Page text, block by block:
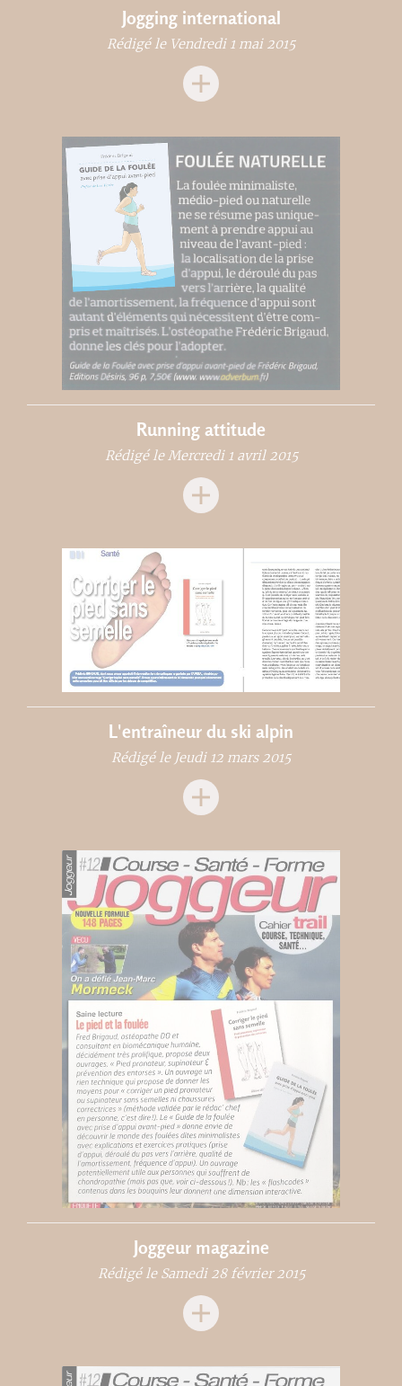
Jogging international
Rédigé le Vendredi 1 mai 2015
Running attitude
Rédigé le Mercredi 1 avril 2015
L'entraîneur du ski alpin
Rédigé le Jeudi 12 mars 2015
Joggeur magazine
Rédigé le Samedi 28 février 2015